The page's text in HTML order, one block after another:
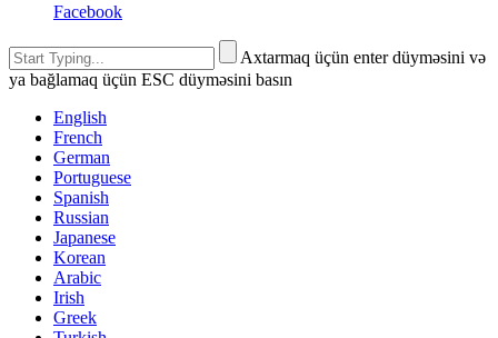
Facebook
Axtarmaq üçün enter düyməsini və
ya bağlamaq üçün ESC düyməsini basın
English
French
German
Portuguese
Spanish
Russian
Japanese
Korean
Arabic
Irish
Greek